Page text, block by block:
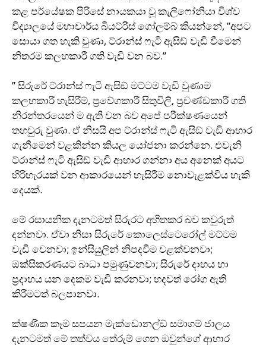
කළ පර්යේෂක පිරිසේ නායකයා වූ කැලිෆෝනියා විශ්ව
විද්‍යාලයේ මහාචාර්ය බියට්රිස් ගෝලම්බ් කියන්නේ, ”අපට
සොයා ගත හැකි වුණා, ට්රාන්ස් ෆැටි ඇසිඞ් වැඩි වීමෙන්
නිතරම කලහකාරී ගති වැඩි වන බව.”
” සිරුරේ ට්රාන්ස් ෆැටි ඇසිඞ් මට්ටම වැඩි වුණාම
කලහකාරී හැසිරීම්, ප‍්‍රවේගකාරී සිතුවිලි, ප‍්‍රචණ්ඩකාරී ගති
නිරන්තරයෙන් ම ඇති වන බව අපේ පරීක්ෂණයෙන්
තහවුරු වුණා. ඒ නිසයි අප ට්රාන්ස් ෆැටි ඇසිඞ් වැඩි ආහාර
ගැනීමෙන් වළකින්න කියල යෝජනා කරන්නෙ. එවැනි
ට්රාන්ස් ෆැටි ඇසිඞ් වැඩි ආහාර ගන්නා අය අනෙක් අයට
හිරිහැරයක් වන ආකාරයෙන් හැසිරීම නොවැළක්විය හැකි
දෙයක්.
මේ රසායනික දැනටමත් සිරුරට අහිතකර බව කවුරුත්
දන්නවා. ඒවා නිසා සිරුරේ කොලෙස්ටෙරෝල් මට්ටම
වැඩි වෙනවා; ඉන්සියුලින් නිපදවීම වළක්වනවා;
ඔක්සිකරණයට බාධා පමුණුවනවා; සිරුරේ දාහය හා
ප‍්‍රදාහය යන දෙකම වැඩි කරනවා; හදවත් රෝග ඇති
කිරීමටත් බලපානවා.
ක්ෂණික කෑම සපයන මැක්ඩොනල්ඞ් සමාගම් ජාලය
දැනටමත් මේ තත්වය තේරුම් ගෙන ඔවුන්ගේ ආහාර